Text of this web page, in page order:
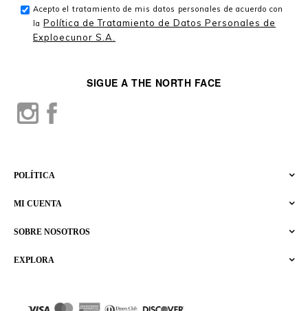
EXPLORA
SOBRE NOSOTROS
MI CUENTA
POLÍTICA
SIGUE A THE NORTH FACE
Acepto el tratamiento de mis datos personales de acuerdo con
la Política de Tratamiento de Datos Personales de
Exploecunor S.A.